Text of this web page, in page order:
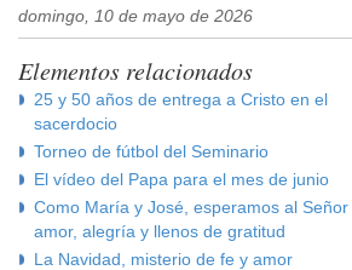
domingo, 10 de mayo de 2026
Elementos relacionados
25 y 50 años de entrega a Cristo en el
sacerdocio
Torneo de fútbol del Seminario
El vídeo del Papa para el mes de junio
Como María y José, esperamos al Señor
amor, alegría y llenos de gratitud
La Navidad, misterio de fe y amor